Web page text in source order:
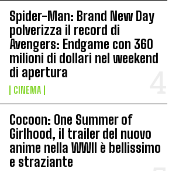
Spider-Man: Brand New Day
polverizza il record di
Avengers: Endgame con 360
milioni di dollari nel weekend
di apertura
CINEMA
Cocoon: One Summer of
Girlhood, il trailer del nuovo
anime nella WWII è bellissimo
e straziante